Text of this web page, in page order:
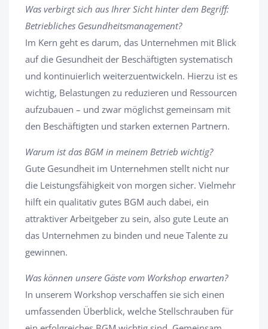
Was verbirgt sich aus Ihrer Sicht hinter dem Begriff:
Betriebliches Gesundheitsmanagement?
Im Kern geht es darum, das Unternehmen mit Blick
auf die Gesundheit der Beschäftigten systematisch
und kontinuierlich weiterzuentwickeln. Hierzu ist es
wichtig, Belastungen zu reduzieren und Ressourcen
aufzubauen – und zwar möglichst gemeinsam mit
den Beschäftigten und starken externen Partnern.
Warum ist das BGM in meinem Betrieb wichtig?
Gute Gesundheit im Unternehmen stellt nicht nur
die Leistungsfähigkeit von morgen sicher. Vielmehr
hilft ein qualitativ gutes BGM auch dabei, ein
attraktiver Arbeitgeber zu sein, also gute Leute an
das Unternehmen zu binden und neue Talente zu
gewinnen.
Was können unsere Gäste vom Workshop erwarten?
In unserem Workshop verschaffen sie sich einen
umfassenden Überblick, welche Stellschrauben für